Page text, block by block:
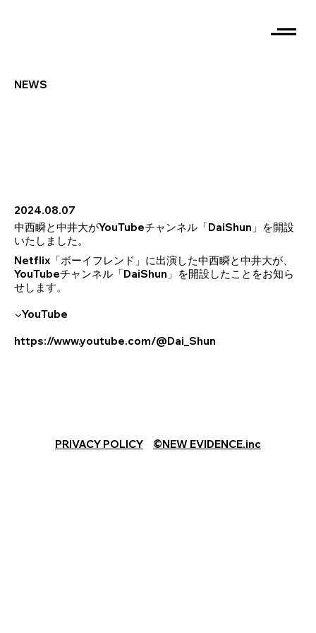
NEWS
2024.08.07
中西瞬と中井大がYouTubeチャンネル「DaiShun」を開設
いたしました。
Netflix「ボーイフレンド」に出演した中西瞬と中井大が、
YouTubeチャンネル「DaiShun」を開設したことをお知ら
せします。
▼YouTube
https://www.youtube.com/@Dai_Shun
PRIVACY POLICY ©︎NEW EVIDENCE.inc